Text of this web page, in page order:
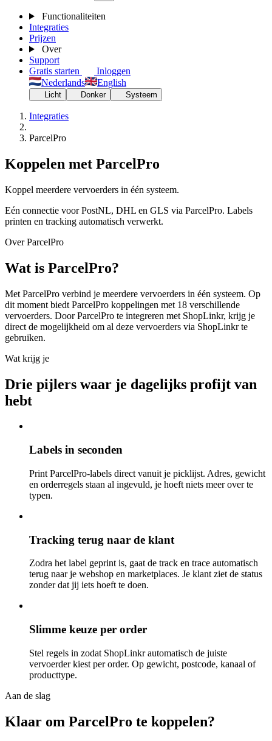
Functionaliteiten
Integraties
Prijzen
Over
Support
Gratis starten
Inloggen
Nederlands
English
Licht Donker Systeem
Integraties
ParcelPro
Koppelen met ParcelPro
Koppel meerdere vervoerders in één systeem.
Eén connectie voor PostNL, DHL en GLS via ParcelPro. Labels
printen en tracking automatisch verwerkt.
Over ParcelPro
Wat is ParcelPro?
Met ParcelPro verbind je meerdere vervoerders in één systeem. Op
dit moment biedt ParcelPro koppelingen met 18 verschillende
vervoerders. Door ParcelPro te integreren met ShopLinkr, krijg je
direct de mogelijkheid om al deze vervoerders via ShopLinkr te
gebruiken.
Wat krijg je
Drie pijlers waar je dagelijks profijt van
hebt
Labels in seconden
Print ParcelPro-labels direct vanuit je picklijst. Adres, gewicht
en orderregels staan al ingevuld, je hoeft niets meer over te
typen.
Tracking terug naar de klant
Zodra het label geprint is, gaat de track en trace automatisch
terug naar je webshop en marketplaces. Je klant ziet de status
zonder dat jij iets hoeft te doen.
Slimme keuze per order
Stel regels in zodat ShopLinkr automatisch de juiste
vervoerder kiest per order. Op gewicht, postcode, kanaal of
producttype.
Aan de slag
Klaar om ParcelPro te koppelen?